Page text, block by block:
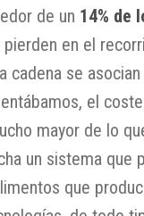
de un 14% de
pierden en el
cadena se
el
mayor de lo
un sistema que
que